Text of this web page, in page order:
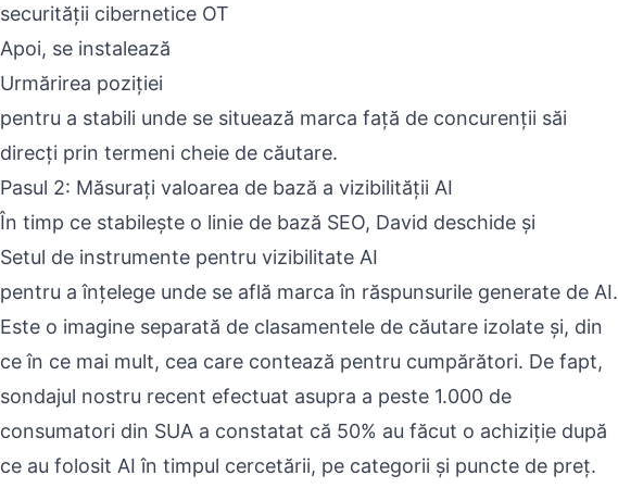
securității cibernetice OT
Apoi, se instalează
Urmărirea poziției
pentru a stabili unde se situează marca față de concurenții săi
direcți prin termeni cheie de căutare.
Pasul 2: Măsurați valoarea de bază a vizibilității AI
În timp ce stabilește o linie de bază SEO, David deschide și
Setul de instrumente pentru vizibilitate AI
pentru a înțelege unde se află marca în răspunsurile generate de AI.
Este o imagine separată de clasamentele de căutare izolate și, din
ce în ce mai mult, cea care contează pentru cumpărători. De fapt,
sondajul nostru recent efectuat asupra a peste 1.000 de
consumatori din SUA a constatat că 50% au făcut o achiziție după
ce au folosit AI în timpul cercetării, pe categorii și puncte de preț.